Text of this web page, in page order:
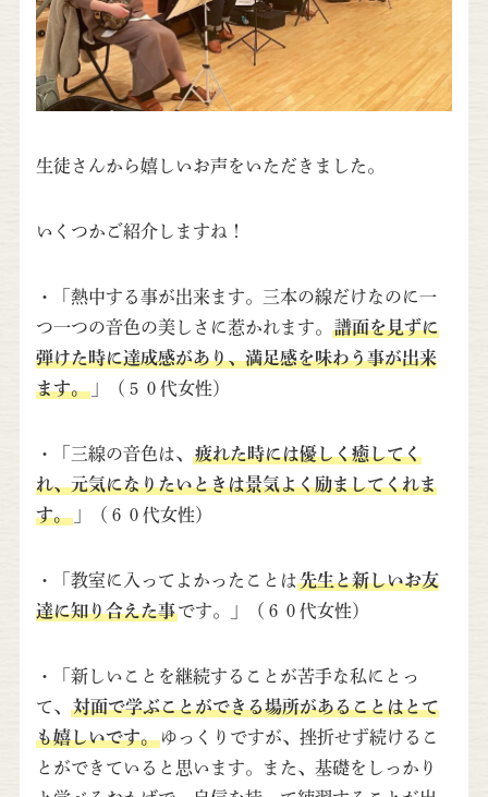
生徒さんから嬉しいお声をいただきました。
いくつかご紹介しますね！
・「熱中する事が出来ます。三本の線だけなのに一
つ一つの音色の美しさに惹かれます。
譜面を見ずに
弾けた時に達成感があり、満足感を味わう事が出来
ます。」（５０代女性）
・「三線の音色は、
疲れた時には優しく癒してく
れ、元気になりたいときは景気よく励ましてくれま
す。」（６０代女性）
・「教室に入ってよかったことは先生と新しいお友
達に知り合えた事です。」（６０代女性）
・「新しいことを継続することが苦手な私にとっ
て、
対面で学ぶことができる場所があることはとて
も嬉しいです。ゆっくりですが、挫折せず続けるこ
とができていると思います。また、基礎をしっかり